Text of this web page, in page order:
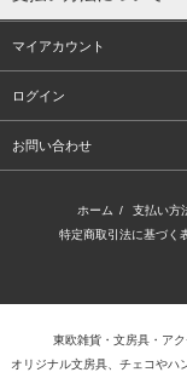
マイアカウント
ログイン
お問い合わせ
ホーム / 支払い方
特定商取引法に基づく
東欧雑貨・文房具・ア
オリジナル文房具、チェコやハ